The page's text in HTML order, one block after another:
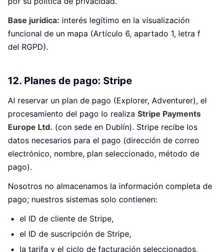
Base jurídica: interés legítimo en la visualización
funcional de un mapa (Artículo 6, apartado 1, letra f
del RGPD).
12. Planes de pago: Stripe
Al reservar un plan de pago (Explorer, Adventurer), el
procesamiento del pago lo realiza Stripe Payments
Europe Ltd. (con sede en Dublín). Stripe recibe los
datos necesarios para el pago (dirección de correo
electrónico, nombre, plan seleccionado, método de
pago).
Nosotros no almacenamos la información completa de
pago; nuestros sistemas solo contienen:
el ID de cliente de Stripe,
el ID de suscripción de Stripe,
la tarifa y el ciclo de facturación seleccionados,